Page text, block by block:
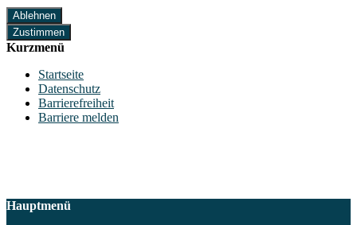
Ablehnen
Zustimmen
Kurzmenü
Startseite
Datenschutz
Barrierefreiheit
Barriere melden
Hauptmenü